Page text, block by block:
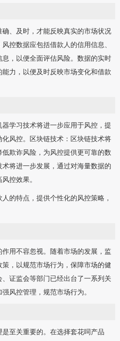
、及时，才能反映真实的市场状况
控数据应包括借款人的信用信息、
，以便全面评估风险。数据的实时
力，以便及时反映市场变化和借款
学习技术将进一步应用于风控，提
风控。区块链技术：区块链技术将
欺诈风险，为风控提供更可靠的数
将进一步发展，通过对海量数据的
控效果。
的特点，提供个性化的风控策略，
用不容忽视。随着市场的发展，监
，以规范市场行为，保障市场的健
证监会等部门已经出台了一系列关
风控管理，规范市场行为。
至关重要的。在选择套花呞产品